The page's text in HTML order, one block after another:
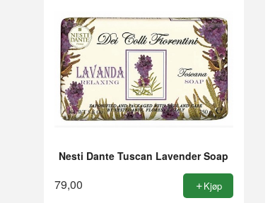
Nesti Dante Tuscan Lavender Soap
79,00 Kjøp